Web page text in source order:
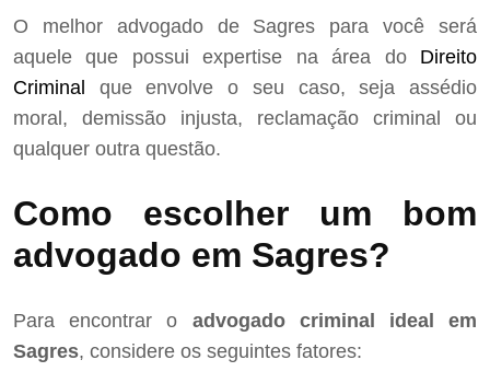
O melhor advogado de Sagres para você será
aquele que possui expertise na área do Direito
Criminal que envolve o seu caso, seja assédio
moral, demissão injusta, reclamação criminal ou
qualquer outra questão.
Como escolher um bom
advogado em Sagres?
Para encontrar o advogado criminal ideal em
Sagres, considere os seguintes fatores: